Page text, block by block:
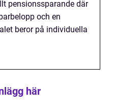
pensionssparande där
och en
beror på individuella
här